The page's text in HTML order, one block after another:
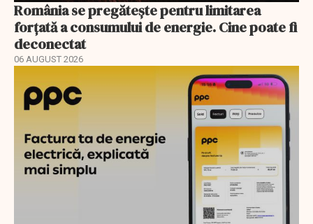
România se pregătește pentru limitarea
forțată a consumului de energie. Cine poate fi
deconectat
06 AUGUST 2026